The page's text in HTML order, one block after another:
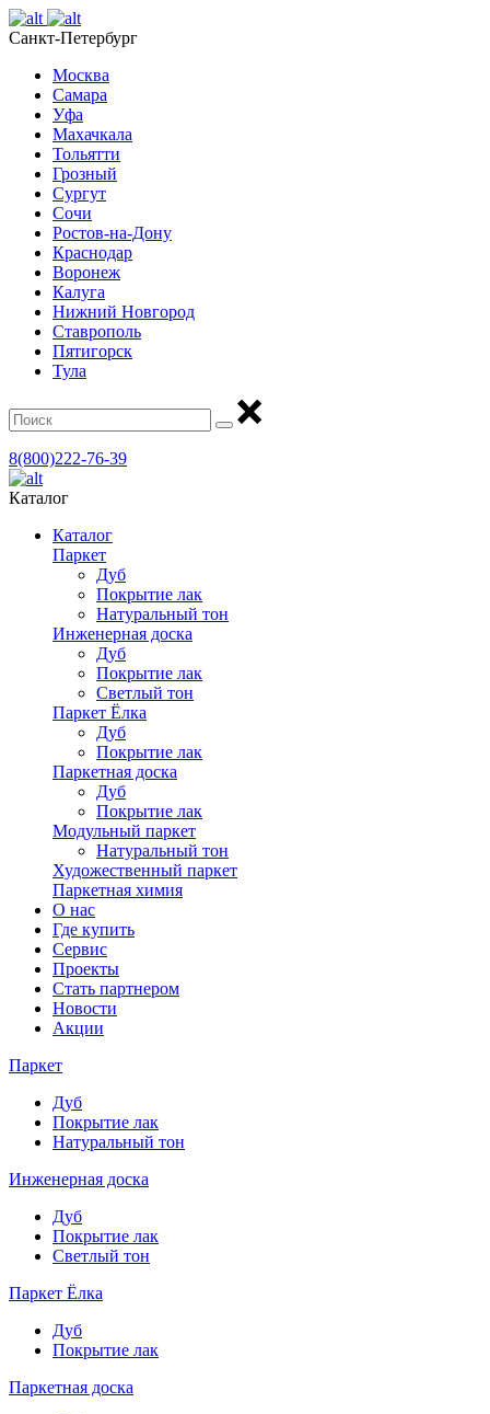
Санкт-Петербург
Москва
Самара
Уфа
Махачкала
Тольятти
Грозный
Сургут
Сочи
Ростов-на-Дону
Краснодар
Воронеж
Калуга
Нижний Новгород
Ставрополь
Пятигорск
Тула
8(800)222-76-39
Каталог
Каталог
Паркет
Дуб
Покрытие лак
Натуральный тон
Инженерная доска
Дуб
Покрытие лак
Светлый тон
Паркет Ёлка
Дуб
Покрытие лак
Паркетная доска
Дуб
Покрытие лак
Модульный паркет
Натуральный тон
Художественный паркет
Паркетная химия
О нас
Где купить
Сервис
Проекты
Стать партнером
Новости
Акции
Паркет
Дуб
Покрытие лак
Натуральный тон
Инженерная доска
Дуб
Покрытие лак
Светлый тон
Паркет Ёлка
Дуб
Покрытие лак
Паркетная доска